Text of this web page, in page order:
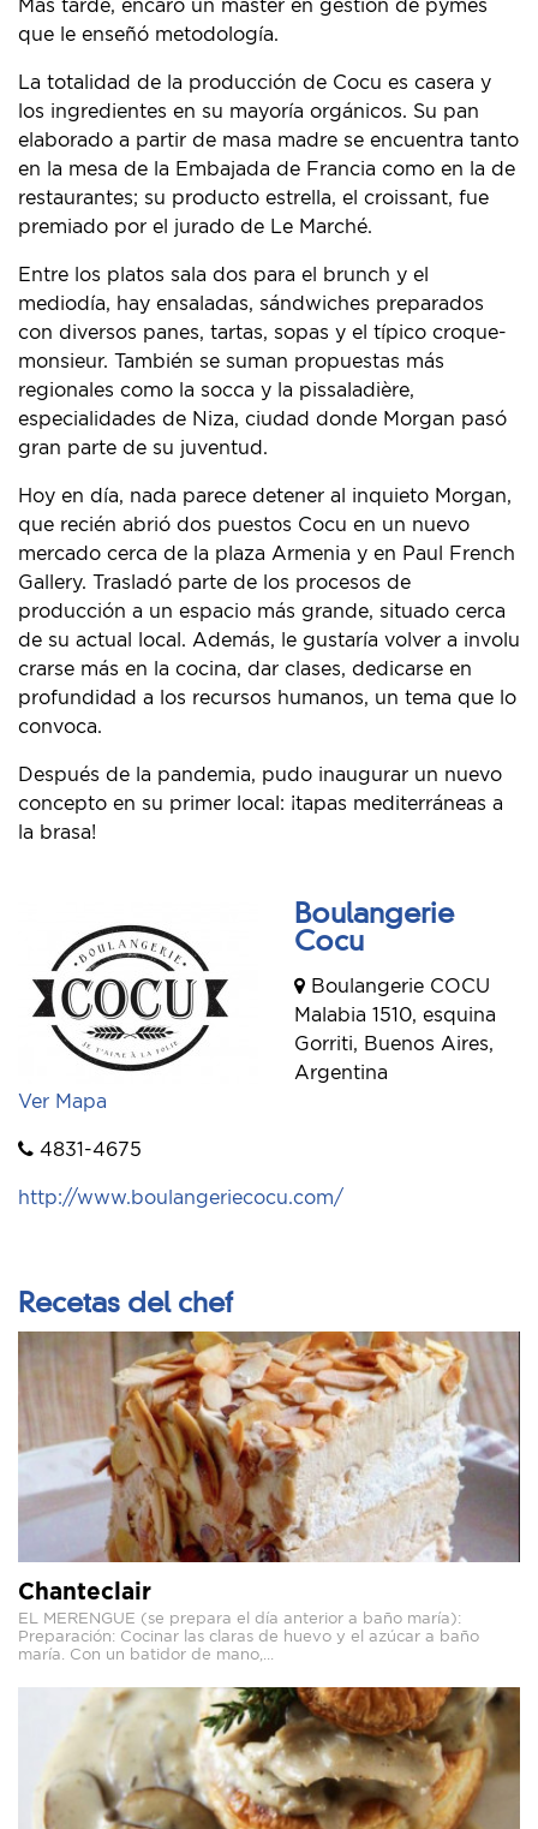
Más tarde, encaró un máster en gestión de pymes
que le enseñó metodología.
La totalidad de la producción de Cocu es casera y
los ingredientes en su mayoría orgánicos. Su pan
elaborado a partir de masa madre se encuentra tanto
en la mesa de la Embajada de Francia como en la de
restaurantes; su producto estrella, el croissant, fue
premiado por el jurado de Le Marché.
Entre los platos sala dos para el brunch y el
mediodía, hay ensaladas, sándwiches preparados
con diversos panes, tartas, sopas y el típico croque-
monsieur. También se suman propuestas más
regionales como la socca y la pissaladière,
especialidades de Niza, ciudad donde Morgan pasó
gran parte de su juventud.
Hoy en día, nada parece detener al inquieto Morgan,
que recién abrió dos puestos Cocu en un nuevo
mercado cerca de la plaza Armenia y en Paul French
Gallery. Trasladó parte de los procesos de
producción a un espacio más grande, situado cerca
de su actual local. Además, le gustaría volver a involu
crarse más en la cocina, dar clases, dedicarse en
profundidad a los recursos humanos, un tema que lo
convoca.
Después de la pandemia, pudo inaugurar un nuevo
concepto en su primer local: ¡tapas mediterráneas a
la brasa!
Boulangerie
Cocu
Boulangerie COCU
Malabia 1510, esquina
Gorriti, Buenos Aires,
Argentina
Ver Mapa
4831-4675
http://www.boulangeriecocu.com/
Recetas del chef
Chanteclair
EL MERENGUE (se prepara el día anterior a baño maría):
Preparación: Cocinar las claras de huevo y el azúcar a baño
maría. Con un batidor de mano,...